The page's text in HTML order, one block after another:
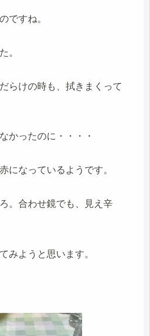
ですね。
。
らけの時も、拭きまくって
かったのに・・・・
になっているようです。
。合わせ鏡でも、見え辛
みようと思います。